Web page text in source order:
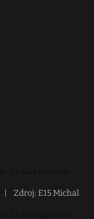
Zdroj: E15 Michal